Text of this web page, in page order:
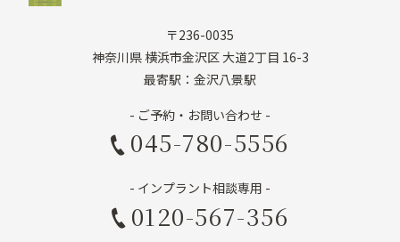
〒236-0035
神奈川県 横浜市金沢区 大道2丁目 16-3
最寄駅：金沢八景駅
- ご予約・お問い合わせ -
045-780-5556
- インプラント相談専用 -
0120-567-356